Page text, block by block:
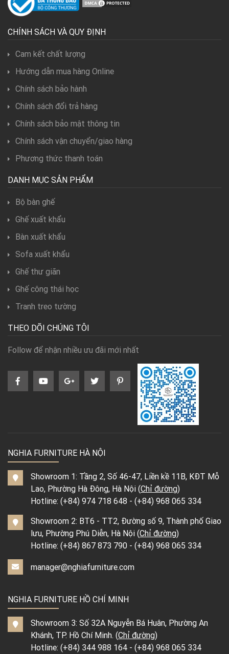
CHÍNH SÁCH VÀ QUY ĐỊNH
Cam kết chất lượng
Hướng dẫn mua hàng Online
Chính sách bảo hành
Chính sách đổi trả hàng
Chính sách bảo mật thông tin
Chính sách vận chuyển/giao hàng
Phương thức thanh toán
DANH MỤC SẢN PHẨM
Bộ bàn ghế
Ghế xuất khẩu
Bàn xuất khẩu
Sofa xuất khẩu
Ghế thư giãn
Ghế công thái học
Tranh treo tường
THEO DÕI CHÚNG TÔI
Follow để nhận nhiều ưu đãi mới nhất
NGHIA FURNITURE HÀ NỘI
Showroom 1: Tầng 2, Số 46-47, Liền kề 11B, KĐT Mỗ
Lao, Phường Hà Đông, Hà Nội (Chỉ đường)
Hotline: (+84) 974 718 648 - (+84) 968 065 334
Showroom 2: BT6 - TT2, Đường số 9, Thành phố Giao
lưu, Phường Phú Diễn, Hà Nội (Chỉ đường)
Hotline: (+84) 867 873 790 - (+84) 968 065 334
manager@nghiafurniture.com
NGHIA FURNITURE HỒ CHÍ MINH
Showroom 3: Số 32A Nguyễn Bá Huân, Phường An
Khánh, TP. Hồ Chí Minh. (Chỉ đường)
Hotline: (+84) 344 988 164 - (+84) 968 065 334